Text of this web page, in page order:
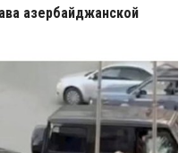
азербайджанской